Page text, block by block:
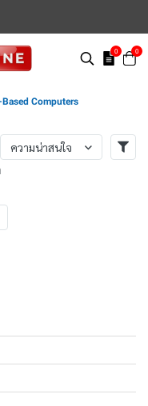
0 0
Computers
ความน่าสนใจ